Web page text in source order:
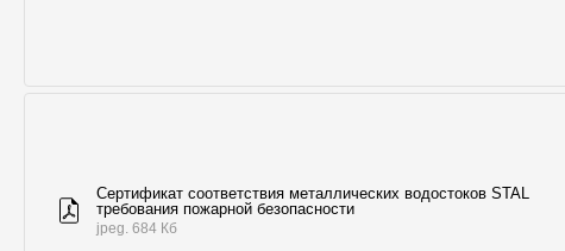
Сертификат соответствия металлических водостоков STAL
требования пожарной безопасности
jpeg. 684 Кб